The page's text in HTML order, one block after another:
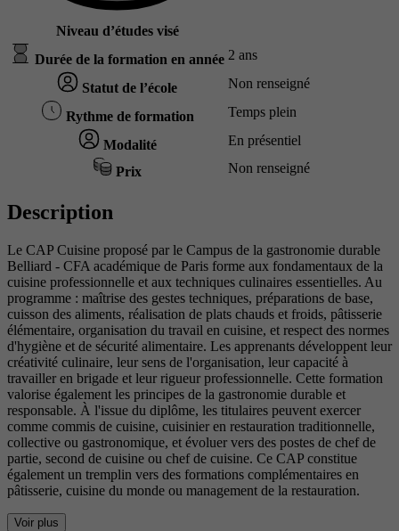
Niveau d’études visé
Durée de la formation en année 2 ans
Statut de l’école Non renseigné
Rythme de formation Temps plein
Modalité En présentiel
Prix Non renseigné
Description
Le CAP Cuisine proposé par le Campus de la gastronomie durable
Belliard - CFA académique de Paris forme aux fondamentaux de la
cuisine professionnelle et aux techniques culinaires essentielles. Au
programme : maîtrise des gestes techniques, préparations de base,
cuisson des aliments, réalisation de plats chauds et froids, pâtisserie
élémentaire, organisation du travail en cuisine, et respect des normes
d'hygiène et de sécurité alimentaire. Les apprenants développent leur
créativité culinaire, leur sens de l'organisation, leur capacité à
travailler en brigade et leur rigueur professionnelle. Cette formation
valorise également les principes de la gastronomie durable et
responsable. À l'issue du diplôme, les titulaires peuvent exercer
comme commis de cuisine, cuisinier en restauration traditionnelle,
collective ou gastronomique, et évoluer vers des postes de chef de
partie, second de cuisine ou chef de cuisine. Ce CAP constitue
également un tremplin vers des formations complémentaires en
pâtisserie, cuisine du monde ou management de la restauration.
Voir plus